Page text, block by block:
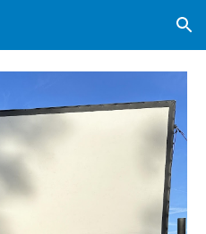
Skip to navigation